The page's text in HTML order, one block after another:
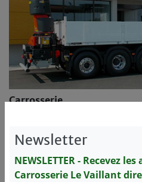
Carrosserie
Newsletter
NEWSLETTER - Recevez
Carrosserie Le Vaillant